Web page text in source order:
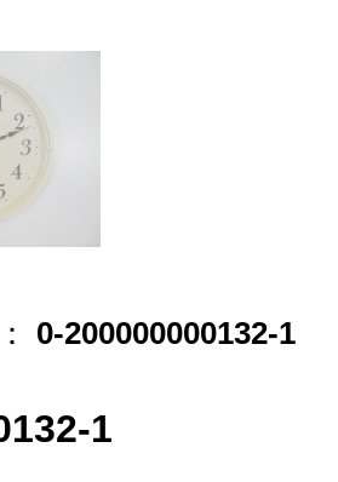
0-200000000132-1
1